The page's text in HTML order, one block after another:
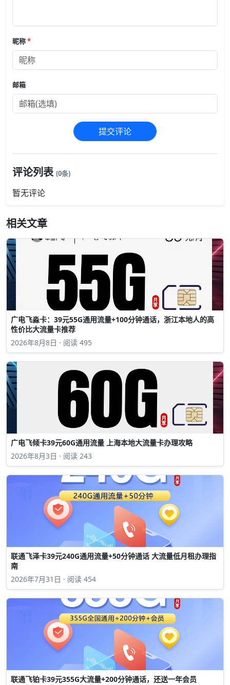
昵称*
邮箱
提交评论
评论列表 (0条)
暂无评论
相关文章
广电飞淼卡：39元55G通用流量+100分钟通话，浙江本地人的高
性价比大流量卡推荐
2026年8月8日 · 阅读 495
广电飞倾卡39元60G通用流量 上海本地大流量卡办理攻略
2026年8月3日 · 阅读 243
联通飞泽卡39元240G通用流量+50分钟通话 大流量低月租办理指
南
2026年7月31日 · 阅读 454
联通飞铂卡39元355G大流量+200分钟通话，还送一年会员